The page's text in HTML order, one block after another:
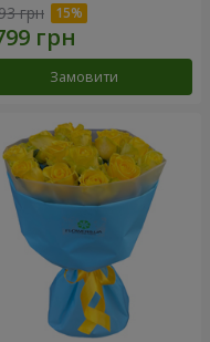
грн
Замовити